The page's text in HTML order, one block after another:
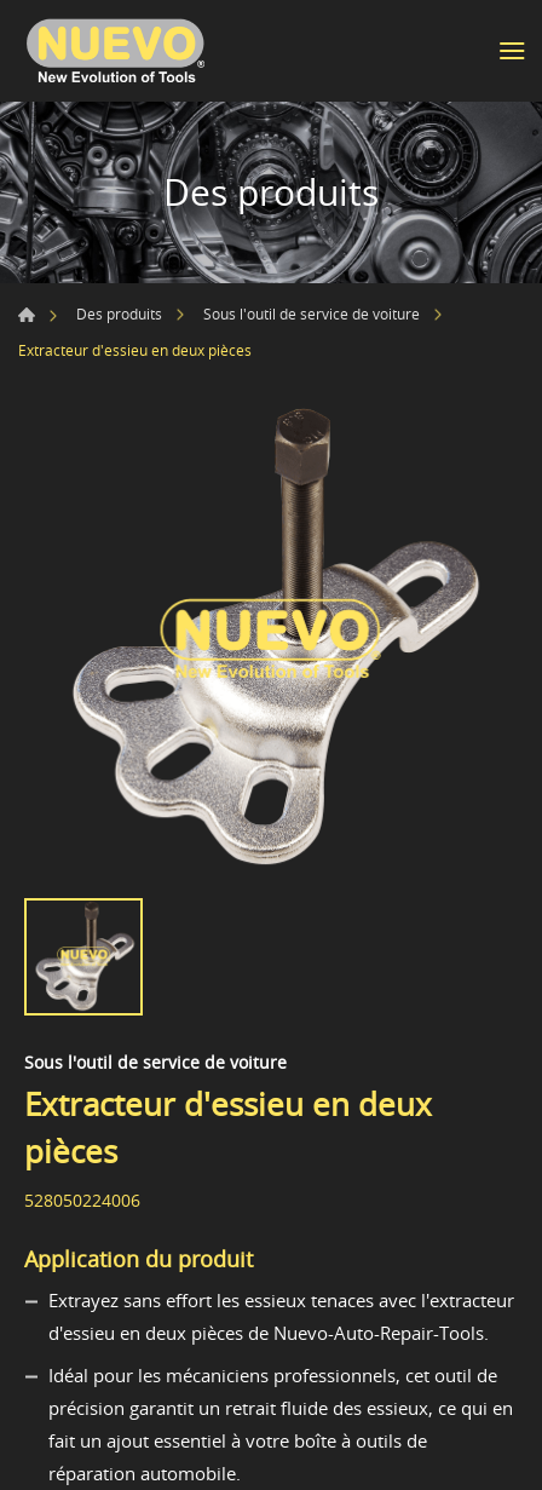
Des produits
Des produits
Sous l'outil de service de voiture
Extracteur d'essieu en deux pièces
Sous l'outil de service de voiture
Extracteur d'essieu en deux
pièces
528050224006
Application du produit
Extrayez sans effort les essieux tenaces avec l'extracteur
d'essieu en deux pièces de Nuevo-Auto-Repair-Tools.
Idéal pour les mécaniciens professionnels, cet outil de
précision garantit un retrait fluide des essieux, ce qui en
fait un ajout essentiel à votre boîte à outils de
réparation automobile.